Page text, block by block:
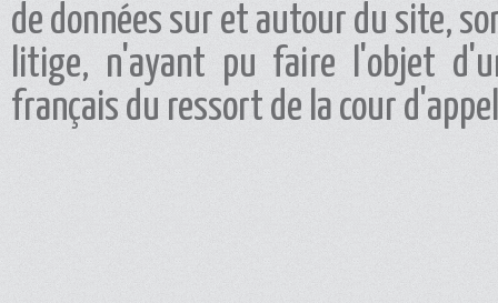
de données sur et autour du site,
litige, n'ayant pu faire l'objet
français du ressort de la cour